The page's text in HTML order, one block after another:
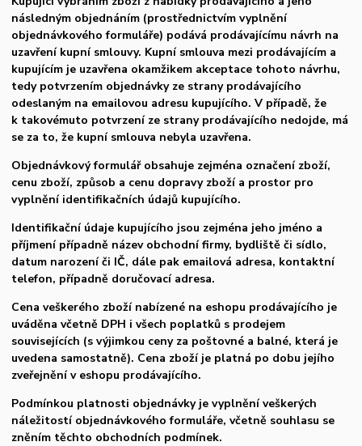
následným objednáním (prostřednictvím vyplnění
objednávkového formuláře) podává prodávajícímu návrh na
uzavření kupní smlouvy. Kupní smlouva mezi prodávajícím a
kupujícím je uzavřena okamžikem akceptace tohoto návrhu,
tedy potvrzením objednávky ze strany prodávajícího
odeslaným na emailovou adresu kupujícího. V případě, že
k takovémuto potvrzení ze strany prodávajícího nedojde, má
se za to, že kupní smlouva nebyla uzavřena.
Objednávkový formulář obsahuje zejména označení zboží,
cenu zboží, způsob a cenu dopravy zboží a prostor pro
vyplnění identifikačních údajů kupujícího.
Identifikační údaje kupujícího jsou zejména jeho jméno a
příjmení případně název obchodní firmy, bydliště či sídlo,
datum narození či IČ, dále pak emailová adresa, kontaktní
telefon, případně doručovací adresa.
Cena veškerého zboží nabízené na eshopu prodávajícího je
uváděna včetně DPH i všech poplatků s prodejem
souvisejících (s výjimkou ceny za poštovné a balné, která je
uvedena samostatně). Cena zboží je platná po dobu jejího
zveřejnění v eshopu prodávajícího.
Podmínkou platnosti objednávky je vyplnění veškerých
náležitostí objednávkového formuláře, včetně souhlasu se
zněním těchto obchodních podmínek.